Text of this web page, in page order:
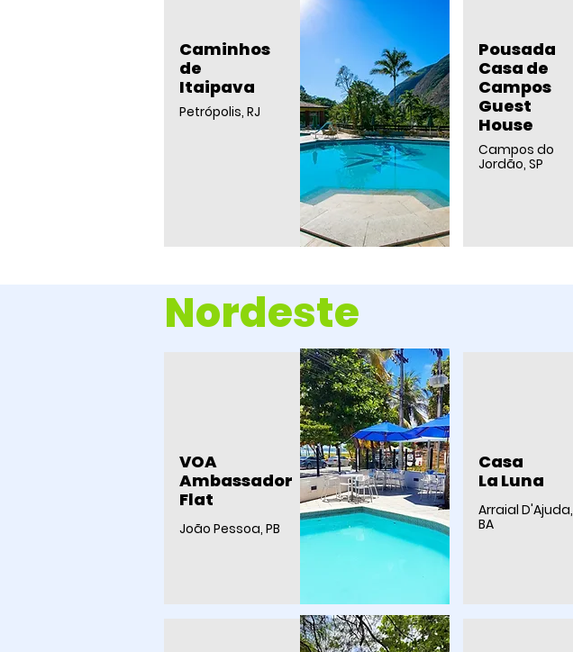
Caminhos
de
Itaipava
Petrópolis, RJ
Pousada
Casa de
Campos
Guest
House
Campos do
Jordão, SP
Nordeste
VOA
Ambassador
Flat
João Pessoa, PB
Casa
La Luna
Arraial D'Ajuda,
BA